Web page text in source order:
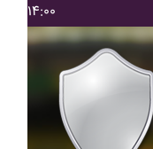
۱۴:۰۰